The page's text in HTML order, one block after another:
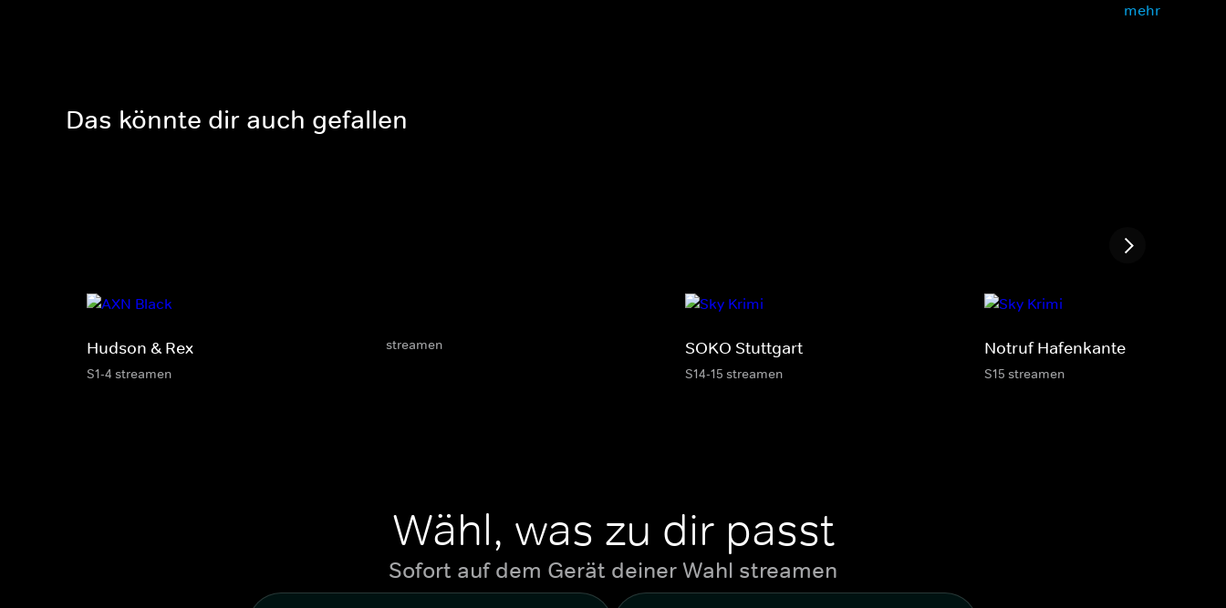
mehr
Das könnte dir auch gefallen
Hudson & Rex
S1-4 streamen
streamen SOKO Stuttgart
S14-15 streamen
Notruf Hafenkante
S15 streamen
Wähl, was zu dir passt
Sofort auf dem Gerät deiner Wahl streamen